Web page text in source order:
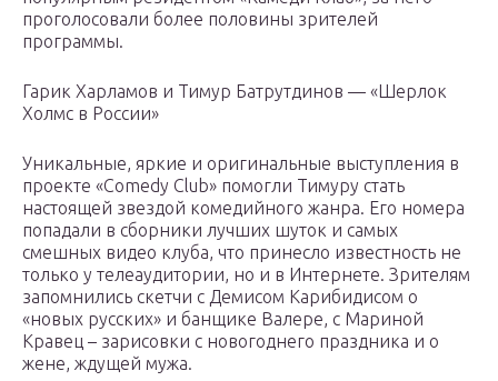
проголосовали более половины зрителей
программы.
Гарик Харламов и Тимур Батрутдинов — «Шерлок
Холмс в России»
Уникальные, яркие и оригинальные выступления в
проекте «Comedy Club» помогли Тимуру стать
настоящей звездой комедийного жанра. Его номера
попадали в сборники лучших шуток и самых
смешных видео клуба, что принесло известность не
только у телеаудитории, но и в Интернете. Зрителям
запомнились скетчи с Демисом Карибидисом о
«новых русских» и банщике Валере, с Мариной
Кравец – зарисовки с новогоднего праздника и о
жене, ждущей мужа.